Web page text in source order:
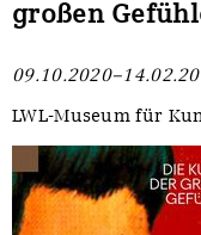
großen
LWL-Museum für
Presse und
Stellenangebote
Werkverzeichnisse
UKRAINE-